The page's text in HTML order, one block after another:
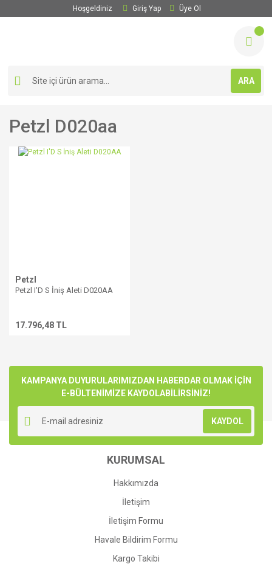
Hoşgeldiniz Giriş Yap Üye Ol
ARA
Petzl D020aa
Petzl
Petzl I'D S İniş Aleti D020AA
17.796,48 TL
KAMPANYA DUYURULARIMIZDAN HABERDAR OLMAK İÇİN
E-BÜLTENİMİZE KAYDOLABİLİRSİNİZ!
KAYDOL
KURUMSAL
Hakkımızda
İletişim
İletişim Formu
Havale Bildirim Formu
Kargo Takibi